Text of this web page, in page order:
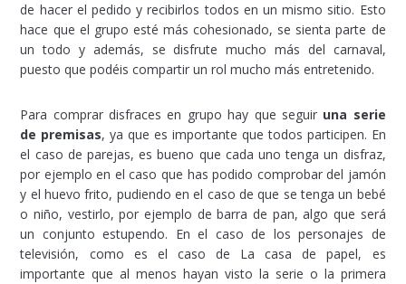
de hacer el pedido y recibirlos todos en un mismo sitio. Esto
hace que el grupo esté más cohesionado, se sienta parte de
un todo y además, se disfrute mucho más del carnaval,
puesto que podéis compartir un rol mucho más entretenido.
Para comprar disfraces en grupo hay que seguir una serie
de premisas, ya que es importante que todos participen. En
el caso de parejas, es bueno que cada uno tenga un disfraz,
por ejemplo en el caso que has podido comprobar del jamón
y el huevo frito, pudiendo en el caso de que se tenga un bebé
o niño, vestirlo, por ejemplo de barra de pan, algo que será
un conjunto estupendo. En el caso de los personajes de
televisión, como es el caso de La casa de papel, es
importante que al menos hayan visto la serie o la primera